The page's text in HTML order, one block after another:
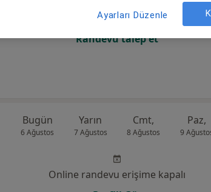
Online randevu erişime kapalı
Randevu talep et
Bugün
6 Ağustos
Yarın
7 Ağustos
Cmt,
8 Ağustos
Paz,
9
Online randevu erişime kapalı
Ayarları Düzenle